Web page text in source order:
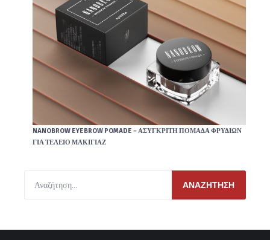
NANOBROW EYEBROW POMADE – ΑΣΎΓΚΡΙΤΗ ΠΟΜΆΔΑ ΦΡΥΔΙΏΝ
ΓΙΑ ΤΈΛΕΙΟ ΜΑΚΙΓΙΆΖ
ΑΝΑΖΉΤΗΣΗ